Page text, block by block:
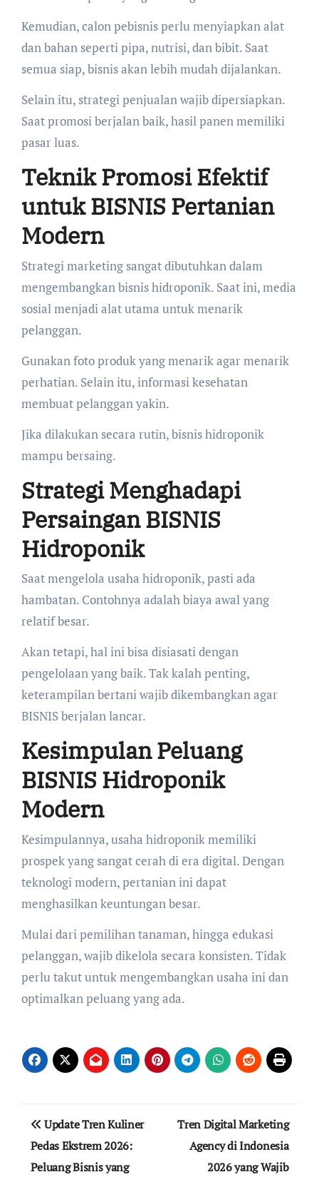
Kemudian, calon pebisnis perlu menyiapkan alat
dan bahan seperti pipa, nutrisi, dan bibit. Saat
semua siap, bisnis akan lebih mudah dijalankan.
Selain itu, strategi penjualan wajib dipersiapkan.
Saat promosi berjalan baik, hasil panen memiliki
pasar luas.
Teknik Promosi Efektif
untuk BISNIS Pertanian
Modern
Strategi marketing sangat dibutuhkan dalam
mengembangkan bisnis hidroponik. Saat ini, media
sosial menjadi alat utama untuk menarik
pelanggan.
Gunakan foto produk yang menarik agar menarik
perhatian. Selain itu, informasi kesehatan
membuat pelanggan yakin.
Jika dilakukan secara rutin, bisnis hidroponik
mampu bersaing.
Strategi Menghadapi
Persaingan BISNIS
Hidroponik
Saat mengelola usaha hidroponik, pasti ada
hambatan. Contohnya adalah biaya awal yang
relatif besar.
Akan tetapi, hal ini bisa disiasati dengan
pengelolaan yang baik. Tak kalah penting,
keterampilan bertani wajib dikembangkan agar
BISNIS berjalan lancar.
Kesimpulan Peluang
BISNIS Hidroponik
Modern
Kesimpulannya, usaha hidroponik memiliki
prospek yang sangat cerah di era digital. Dengan
teknologi modern, pertanian ini dapat
menghasilkan keuntungan besar.
Mulai dari pemilihan tanaman, hingga edukasi
pelanggan, wajib dikelola secara konsisten. Tidak
perlu takut untuk mengembangkan usaha ini dan
optimalkan peluang yang ada.
Navigasi
pos
Update Tren Kuliner
Pedas Ekstrem 2026:
Peluang Bisnis yang
Tren Digital Marketing
Agency di Indonesia
2026 yang Wajib